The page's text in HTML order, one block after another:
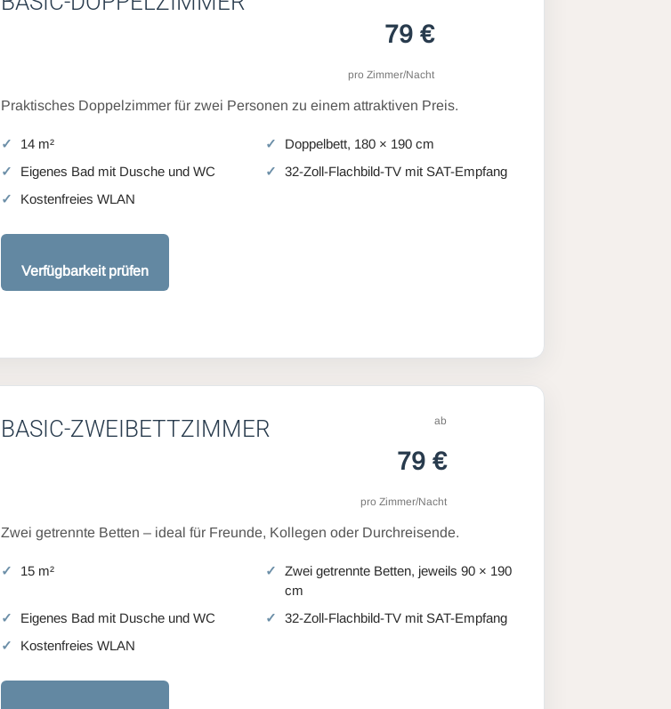
79 €
pro Zimmer/Nacht
Praktisches Doppelzimmer für zwei Personen zu einem attraktiven Preis.
14 m²
Doppelbett, 180 × 190 cm
Eigenes Bad mit Dusche und WC
32-Zoll-Flachbild-TV mit SAT-Empfang
Kostenfreies WLAN
Verfügbarkeit prüfen
BASIC-ZWEIBETTZIMMER ab
79 €
pro Zimmer/Nacht
Zwei getrennte Betten – ideal für Freunde, Kollegen oder Durchreisende.
15 m²
Zwei getrennte Betten, jeweils 90 × 190
cm
Eigenes Bad mit Dusche und WC
32-Zoll-Flachbild-TV mit SAT-Empfang
Kostenfreies WLAN